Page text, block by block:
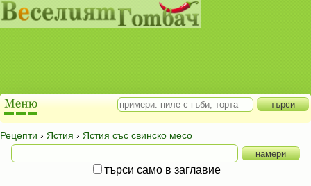
Рецепти › Ястия › Ястия със свинско месо
търси само в заглавие